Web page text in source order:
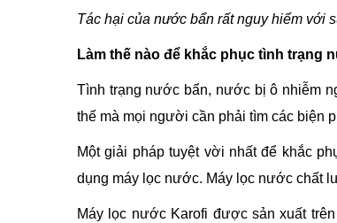
Tác hại của nước bẩn rất nguy hiểm với
Làm thế nào để khắc phục tình trạng
Tình trạng nước bẩn, nước bị ô nhiễm
thế mà mọi người cần phải tìm các biện
Một giải pháp tuyệt vời nhất để khắc
dụng máy lọc nước. Máy lọc nước chất
Máy lọc nước Karofi được sản xuất